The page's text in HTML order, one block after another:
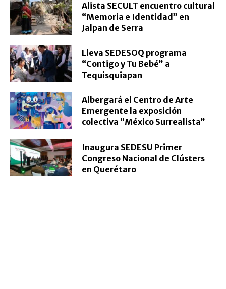
Alista SECULT encuentro cultural
“Memoria e Identidad” en
Jalpan de Serra
Lleva SEDESOQ programa
“Contigo y Tu Bebé” a
Tequisquiapan
Albergará el Centro de Arte
Emergente la exposición
colectiva “México Surrealista”
Inaugura SEDESU Primer
Congreso Nacional de Clústers
en Querétaro